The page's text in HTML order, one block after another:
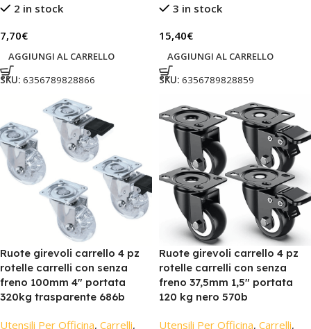
2 in stock
7,70€
AGGIUNGI AL CARRELLO
SKU: 6356789828866
3 in stock
15,40€
AGGIUNGI AL CARRELLO
SKU: 6356789828859
Ruote girevoli carrello 4 pz
rotelle carrelli con senza
freno 100mm 4″ portata
320kg trasparente 686b
Utensili Per Officina, Carrelli,
Ruote girevoli carrello 4 pz
rotelle carrelli con senza
freno 37,5mm 1,5″ portata
120 kg nero 570b
Utensili Per Officina, Carrelli,